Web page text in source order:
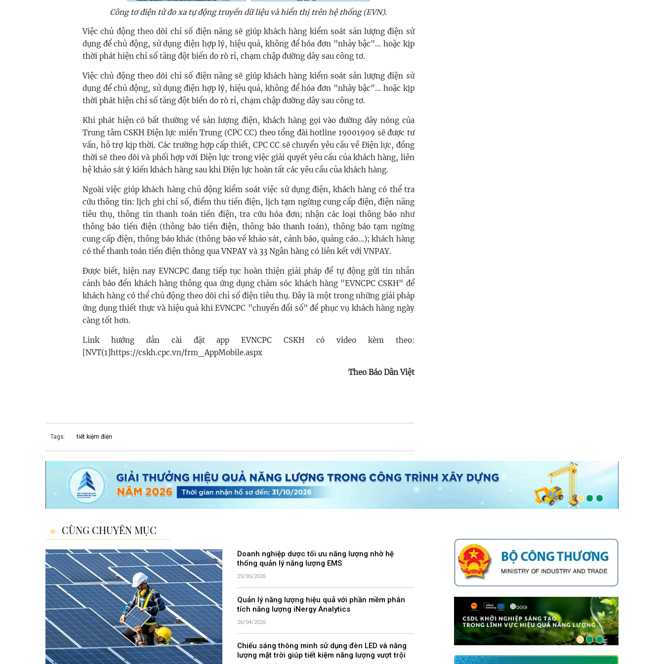
Công tơ điện tử đo xa tự động truyền dữ liệu và hiển thị trên hệ thống (EVN).
Việc chủ động theo dõi chỉ số điện năng sẽ giúp khách hàng kiểm soát sản lượng điện sử
dụng để chủ động, sử dụng điện hợp lý, hiệu quả, không để hóa đơn "nhảy bậc"… hoặc kịp
thời phát hiện chỉ số tăng đột biến do rò rỉ, chạm chập đường dây sau công tơ.
Việc chủ động theo dõi chỉ số điện năng sẽ giúp khách hàng kiểm soát sản lượng điện sử
dụng để chủ động, sử dụng điện hợp lý, hiệu quả, không để hóa đơn "nhảy bậc"… hoặc kịp
thời phát hiện chỉ số tăng đột biến do rò rỉ, chạm chập đường dây sau công tơ.
Khi phát hiện có bất thường về sản lượng điện, khách hàng gọi vào đường dây nóng của
Trung tâm CSKH Điện lực miền Trung (CPC CC) theo tổng đài hotline 19001909 sẽ được tư
vấn, hỗ trợ kịp thời. Các trường hợp cấp thiết, CPC CC sẽ chuyển yêu cầu về Điện lực, đồng
thời sẽ theo dõi và phối hợp với Điện lực trong việc giải quyết yêu cầu của khách hàng, liên
hệ khảo sát ý kiến khách hàng sau khi Điện lực hoàn tất các yêu cầu của khách hàng.
Ngoài việc giúp khách hàng chủ động kiểm soát việc sử dụng điện, khách hàng có thể tra
cứu thông tin: lịch ghi chỉ số, điểm thu tiền điện, lịch tạm ngừng cung cấp điện, điện năng
tiêu thụ, thông tin thanh toán tiền điện, tra cứu hóa đơn; nhận các loại thông báo như
thông báo tiền điện (thông báo tiền điện, thông báo thanh toán), thông báo tạm ngừng
cung cấp điện, thông báo khác (thông báo về khảo sát, cảnh báo, quảng cáo…); khách hàng
có thể thanh toán tiền điện thông qua VNPAY và 33 Ngân hàng có liên kết với VNPAY.
Được biết, hiện nay EVNCPC đang tiếp tục hoàn thiện giải pháp để tự động gửi tin nhắn
cảnh báo đến khách hàng thông qua ứng dụng chăm sóc khách hàng "EVNCPC CSKH" để
khách hàng có thể chủ động theo dõi chỉ số điện tiêu thụ. Đây là một trong những giải pháp
ứng dụng thiết thực và hiệu quả khi EVNCPC "chuyển đổi số" để phục vụ khách hàng ngày
càng tốt hơn.
Link hướng dẫn cài đặt app EVNCPC CSKH có video kèm theo:
[NVT(1]https://cskh.cpc.vn/frm_AppMobile.aspx
Theo Báo Dân Việt
Tags: tiết kiệm điện
CÙNG CHUYÊN MỤC
Doanh nghiệp dược tối ưu năng lượng nhờ hệ
thống quản lý năng lượng EMS
25/05/2026
Quản lý năng lượng hiệu quả với phần mềm phân
tích năng lượng iNergy Analytics
26/04/2026
Chiếu sáng thông minh sử dụng đèn LED và năng
lượng mặt trời giúp tiết kiệm năng lượng vượt trội